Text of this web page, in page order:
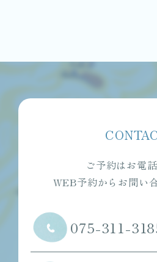
ご予約はお電
WEB予約からお問い
075-311-